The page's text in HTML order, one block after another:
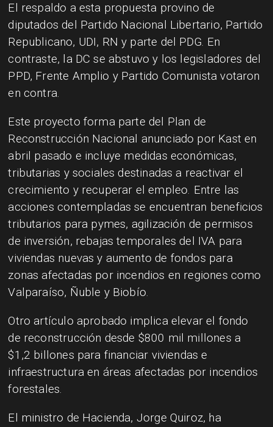
El respaldo a esta propuesta provino de
diputados del Partido Nacional Libertario, Partido
Republicano, UDI, RN y parte del PDG. En
contraste, la DC se abstuvo y los legisladores del
PPD, Frente Amplio y Partido Comunista votaron
en contra.
Este proyecto forma parte del Plan de
Reconstrucción Nacional anunciado por Kast en
abril pasado e incluye medidas económicas,
tributarias y sociales destinadas a reactivar el
crecimiento y recuperar el empleo. Entre las
acciones contempladas se encuentran beneficios
tributarios para pymes, agilización de permisos
de inversión, rebajas temporales del IVA para
viviendas nuevas y aumento de fondos para
zonas afectadas por incendios en regiones como
Valparaíso, Ñuble y Biobío.
Otro artículo aprobado implica elevar el fondo
de reconstrucción desde $800 mil millones a
$1,2 billones para financiar viviendas e
infraestructura en áreas afectadas por incendios
forestales.
El ministro de Hacienda, Jorge Quiroz, ha